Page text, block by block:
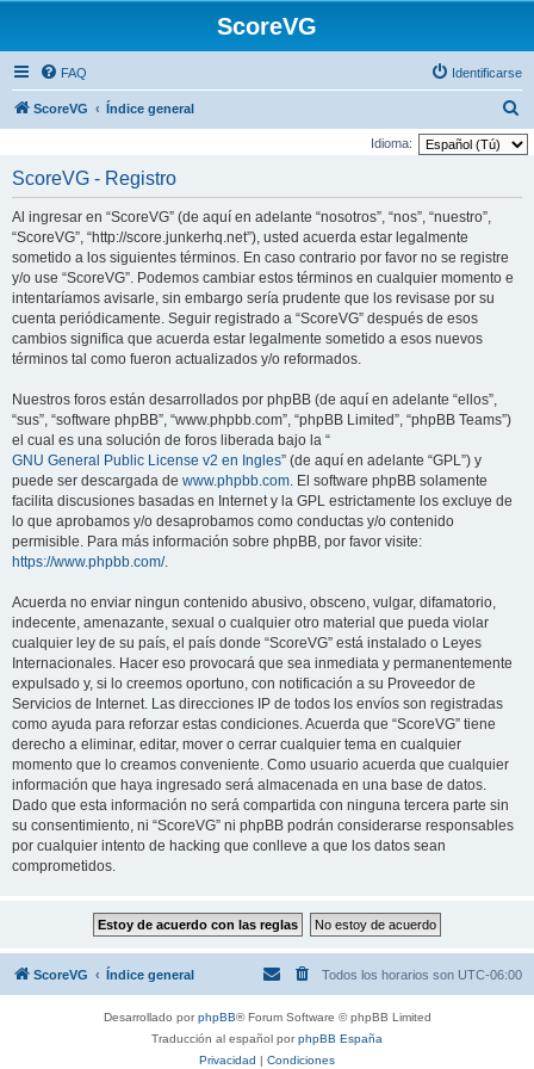
ScoreVG
FAQ Identificarse
ScoreVG Índice general
u
Idioma:
ScoreVG - Registro
Al ingresar en “ScoreVG” (de aquí en adelante “nosotros”, “nos”, “nuestro”,
“ScoreVG”, “http://score.junkerhq.net”), usted acuerda estar legalmente
sometido a los siguientes términos. En caso contrario por favor no se registre
y/o use “ScoreVG”. Podemos cambiar estos términos en cualquier momento e
intentaríamos avisarle, sin embargo sería prudente que los revisase por su
cuenta periódicamente. Seguir registrado a “ScoreVG” después de esos
cambios significa que acuerda estar legalmente sometido a esos nuevos
términos tal como fueron actualizados y/o reformados.
Nuestros foros están desarrollados por phpBB (de aquí en adelante “ellos”,
“sus”, “software phpBB”, “www.phpbb.com”, “phpBB Limited”, “phpBB Teams”)
el cual es una solución de foros liberada bajo la “
GNU General Public License v2 en Ingles” (de aquí en adelante “GPL”) y
puede ser descargada de www.phpbb.com. El software phpBB solamente
facilita discusiones basadas en Internet y la GPL estrictamente los excluye de
lo que aprobamos y/o desaprobamos como conductas y/o contenido
permisible. Para más información sobre phpBB, por favor visite:
https://www.phpbb.com/.
Acuerda no enviar ningun contenido abusivo, obsceno, vulgar, difamatorio,
indecente, amenazante, sexual o cualquier otro material que pueda violar
cualquier ley de su país, el país donde “ScoreVG” está instalado o Leyes
Internacionales. Hacer eso provocará que sea inmediata y permanentemente
expulsado y, si lo creemos oportuno, con notificación a su Proveedor de
Servicios de Internet. Las direcciones IP de todos los envíos son registradas
como ayuda para reforzar estas condiciones. Acuerda que “ScoreVG” tiene
derecho a eliminar, editar, mover o cerrar cualquier tema en cualquier
momento que lo creamos conveniente. Como usuario acuerda que cualquier
información que haya ingresado será almacenada en una base de datos.
Dado que esta información no será compartida con ninguna tercera parte sin
su consentimiento, ni “ScoreVG” ni phpBB podrán considerarse responsables
por cualquier intento de hacking que conlleve a que los datos sean
comprometidos.
ScoreVG Índice general Todos los horarios son UTC-06:00
Desarrollado porphpBB® Forum Software © phpBB Limited
Traducción al español porphpBB España
Privacidad | Condiciones